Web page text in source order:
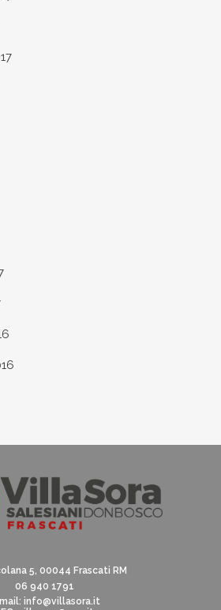
5, 00044 Frascati RM
06 940 1791
info@villasora.it